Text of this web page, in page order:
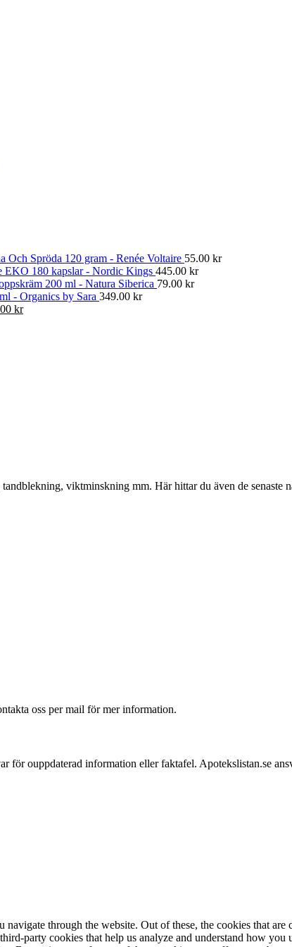
Och Spröda 120 gram - Renée Voltaire 55.00 kr
EKO 180 kapslar - Nordic Kings 445.00 kr
200 ml - Natura Siberica 79.00 kr
- Organics by Sara 349.00 kr
krDet
viktminskning mm. Här hittar du även de senaste
oss per mail för mer information.
för ouppdaterad information eller faktafel. Apotekslistan.se
through the website. Out of these, the cookies that are
party cookies that help us analyze and understand how